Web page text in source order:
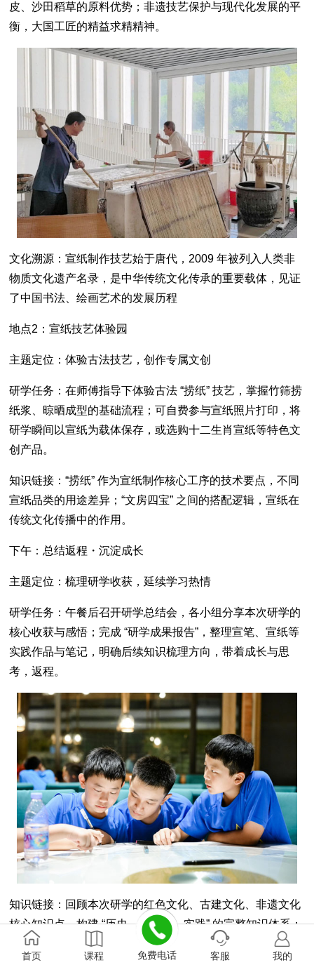
皮、沙田稻草的原料优势；非遗技艺保护与现代化发展的平
衡，大国工匠的精益求精精神。
文化溯源：宣纸制作技艺始于唐代，2009 年被列入人类非
物质文化遗产名录，是中华传统文化传承的重要载体，见证
了中国书法、绘画艺术的发展历程
地点2：宣纸技艺体验园
主题定位：体验古法技艺，创作专属文创
研学任务：在师傅指导下体验古法 “捞纸” 技艺，掌握竹筛捞
纸浆、晾晒成型的基础流程；可自费参与宣纸照片打印，将
研学瞬间以宣纸为载体保存，或选购十二生肖宣纸等特色文
创产品。
知识链接：“捞纸” 作为宣纸制作核心工序的技术要点，不同
宣纸品类的用途差异；“文房四宝” 之间的搭配逻辑，宣纸在
传统文化传播中的作用。
下午：总结返程・沉淀成长
主题定位：梳理研学收获，延续学习热情
研学任务：午餐后召开研学总结会，各小组分享本次研学的
核心收获与感悟；完成 “研学成果报告”，整理宣笔、宣纸等
实践作品与笔记，明确后续知识梳理方向，带着成长与思
考，返程。
知识链接：回顾本次研学的红色文化、古建文化、非遗文化
核心知识点，构建 “历史 — 文化 — 实践” 的完整知识体系；
理解研学旅行 “知行合一” 的核心价值。
首页 课程 免费电话 客服 我的